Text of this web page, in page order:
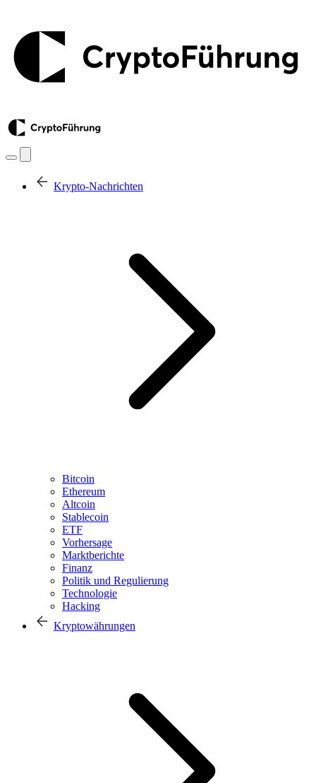
Krypto-Nachrichten
Bitcoin
Ethereum
Altcoin
Stablecoin
ETF
Vorhersage
Marktberichte
Finanz
Politik und Regulierung
Technologie
Hacking
Kryptowährungen